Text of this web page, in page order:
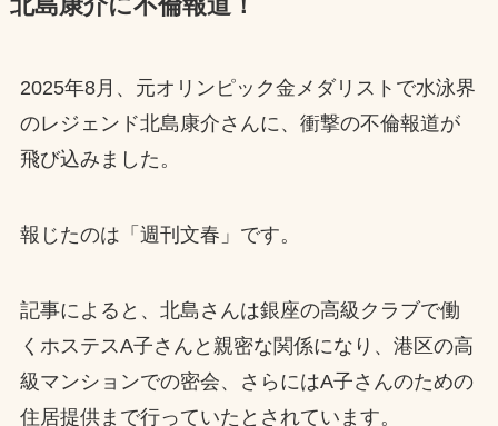
北島康介に不倫報道！
2025年8月、元オリンピック金メダリストで水泳界
のレジェンド北島康介さんに、衝撃の不倫報道が
飛び込みました。
報じたのは「週刊文春」です。
記事によると、北島さんは銀座の高級クラブで働
くホステスA子さんと親密な関係になり、港区の高
級マンションでの密会、さらにはA子さんのための
住居提供まで行っていたとされています。